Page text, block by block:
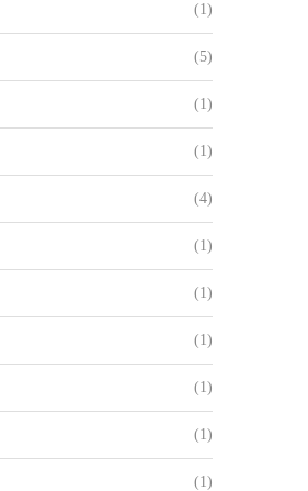
(1)
(5)
(1)
(1)
(4)
(1)
(1)
(1)
(1)
(1)
(1)